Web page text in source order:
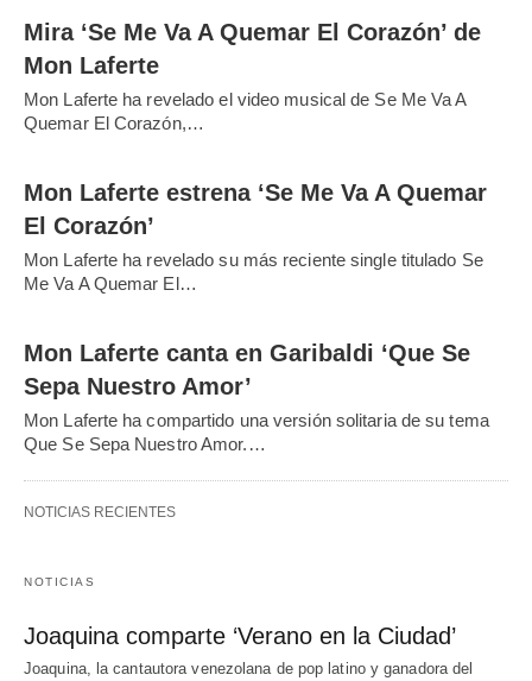
Mira ‘Se Me Va A Quemar El Corazón’ de
Mon Laferte
Mon Laferte ha revelado el video musical de Se Me Va A
Quemar El Corazón,…
Mon Laferte estrena ‘Se Me Va A Quemar
El Corazón’
Mon Laferte ha revelado su más reciente single titulado Se
Me Va A Quemar El…
Mon Laferte canta en Garibaldi ‘Que Se
Sepa Nuestro Amor’
Mon Laferte ha compartido una versión solitaria de su tema
Que Se Sepa Nuestro Amor.…
NOTICIAS RECIENTES
NOTICIAS
Joaquina comparte ‘Verano en la Ciudad’
Joaquina, la cantautora venezolana de pop latino y ganadora del